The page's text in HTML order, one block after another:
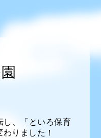
し、「といろ保育
りました！